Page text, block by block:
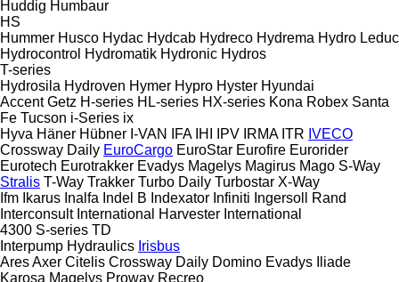
Huddig Humbaur
HS
Hummer Husco Hydac Hydcab Hydreco Hydrema Hydro Leduc
Hydrocontrol Hydromatik Hydronic Hydros
T-series
Hydrosila Hydroven Hymer Hypro Hyster Hyundai
Accent Getz H-series HL-series HX-series Kona Robex Santa
Fe Tucson i-Series ix
Hyva Häner Hübner I-VAN IFA IHI IPV IRMA ITR IVECO
Crossway Daily EuroCargo EuroStar Eurofire Eurorider
Eurotech Eurotrakker Evadys Magelys Magirus Mago S-Way
Stralis T-Way Trakker Turbo Daily Turbostar X-Way
Ifm Ikarus Inalfa Indel B Indexator Infiniti Ingersoll Rand
Interconsult International Harvester International
4300 S-series TD
Interpump Hydraulics Irisbus
AresAxer Citelis Crossway Daily Domino Evadys
Iliade
Karosa Magelys Proway Recreo